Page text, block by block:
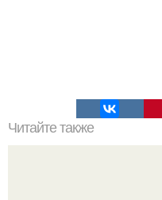
Читайте также